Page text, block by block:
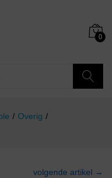
0
/ Overig /
volgende artikel →